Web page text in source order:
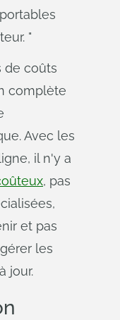
"
de coûts
complète
Avec les
il n'y a
, pas
et pas
les
jour.